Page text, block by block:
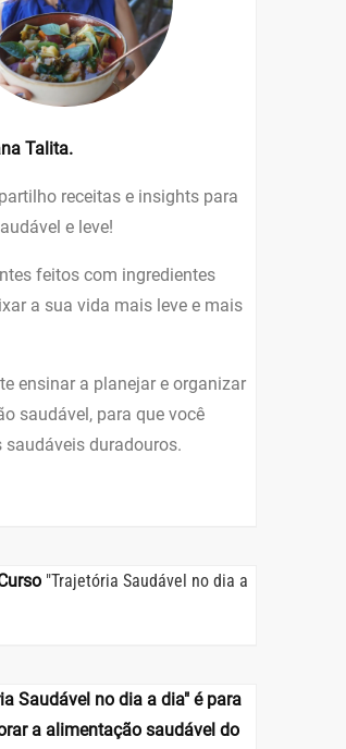
Talita.
receitas e insights para
e leve!
feitos com ingredientes
a sua vida mais leve e mais
ensinar a planejar e organizar
saudável, para que você
duradouros.
"Trajetória Saudável no dia a
Saudável no dia a dia" é para
a alimentação saudável do